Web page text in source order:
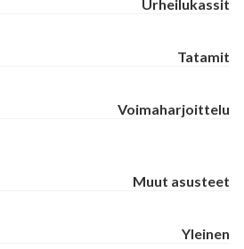
Urheilukassit
Tatamit
Voimaharjoittelu
Muut asusteet
Yleinen